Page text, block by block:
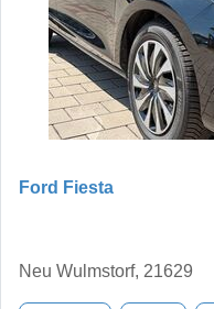
Ford Fiesta
Neu Wulmstorf, 21629